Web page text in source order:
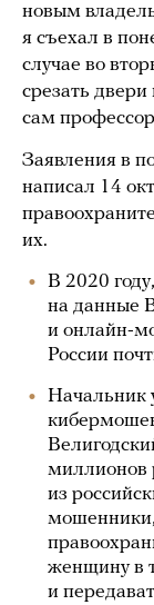
новым
я съехал в
случае во
срезать
сам
Заявления в
написал 14
их.
В 2020 году,
на данные
и онлайн-
России
Начальник
миллионов
из
мошенники,
женщину в
и